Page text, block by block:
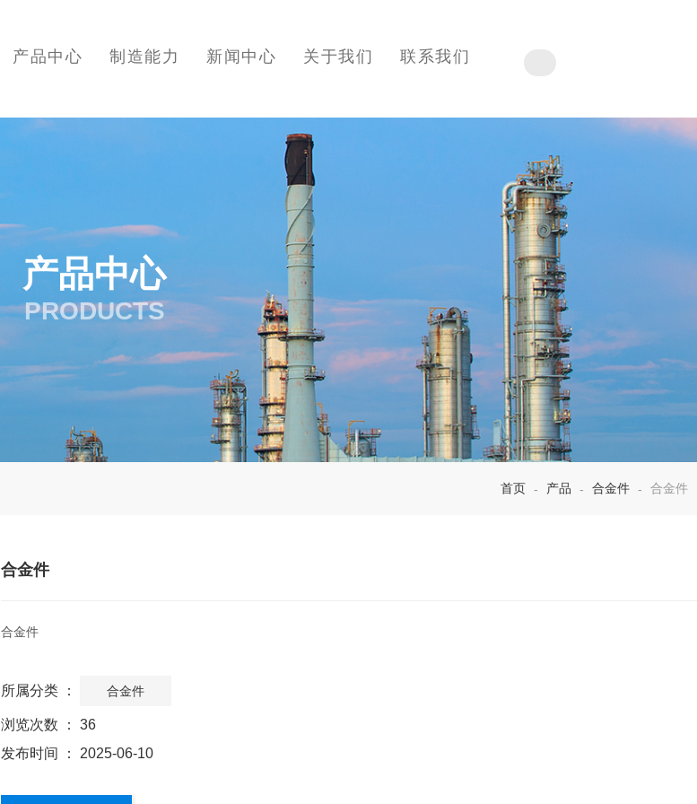
产品中心 制造能力 新闻中心 关于我们 联系我们
产品中心
PRODUCTS
首页 - 产品 - 合金件 - 合金件
合金件
合金件
所属分类 ： 合金件
浏览次数 ： 36
发布时间 ： 2025-06-10